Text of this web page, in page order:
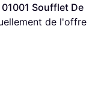
01001 Soufflet De
de l'offre